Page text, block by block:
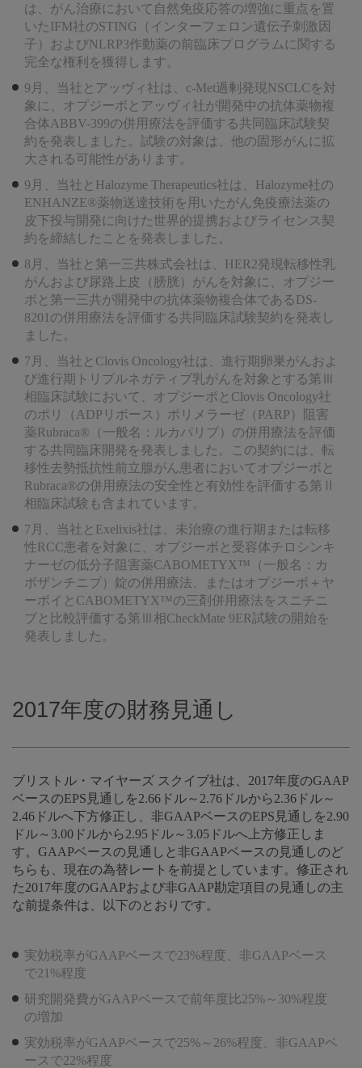
は、がん治療において自然免疫応答の増強に重点を置
いたIFM社のSTING（インターフェロン遺伝子刺激因
子）およびNLRP3作動薬の前臨床プログラムに関する
完全な権利を獲得します。
9月、当社とアッヴィ社は、c-Met過剰発現NSCLCを対
象に、オプジーボとアッヴィ社が開発中の抗体薬物複
合体ABBV-399の併用療法を評価する共同臨床試験契
約を発表しました。試験の対象は、他の固形がんに拡
大される可能性があります。
9月、当社とHalozyme Therapeutics社は、Halozyme社の
ENHANZE®薬物送達技術を用いたがん免疫療法薬の
皮下投与開発に向けた世界的提携およびライセンス契
約を締結したことを発表しました。
8月、当社と第一三共株式会社は、HER2発現転移性乳
がんおよび尿路上皮（膀胱）がんを対象に、オプジー
ボと第一三共が開発中の抗体薬物複合体であるDS-
8201の併用療法を評価する共同臨床試験契約を発表し
ました。
7月、当社とClovis Oncology社は、進行期卵巣がんおよ
び進行期トリプルネガティブ乳がんを対象とする第Ⅲ
相臨床試験において、オプジーボとClovis Oncology社
のポリ（ADPリボース）ポリメラーゼ（PARP）阻害
薬Rubraca®（一般名：ルカパリブ）の併用療法を評価
する共同臨床開発を発表しました。この契約には、転
移性去勢抵抗性前立腺がん患者においてオプジーボと
Rubraca®の併用療法の安全性と有効性を評価する第Ⅱ
相臨床試験も含まれています。
7月、当社とExelixis社は、未治療の進行期または転移
性RCC患者を対象に、オプジーボと受容体チロシンキ
ナーゼの低分子阻害薬CABOMETYX™（一般名：カ
ボザンチニブ）錠の併用療法、またはオプジーボ＋ヤ
ーボイとCABOMETYX™の三剤併用療法をスニチニ
ブと比較評価する第Ⅲ相CheckMate 9ER試験の開始を
発表しました。
2017年度の財務見通し
ブリストル・マイヤーズ スクイブ社は、2017年度のGAAP
ベースのEPS見通しを2.66ドル～2.76ドルから2.36ドル～
2.46ドルへ下方修正し、非GAAPベースのEPS見通しを2.90
ドル～3.00ドルから2.95ドル～3.05ドルへ上方修正しま
す。GAAPベースの見通しと非GAAPベースの見通しのど
ちらも、現在の為替レートを前提としています。修正され
た2017年度のGAAPおよび非GAAP勘定項目の見通しの主
な前提条件は、以下のとおりです。
実効税率がGAAPベースで23%程度、非GAAPベース
で21%程度
研究開発費がGAAPベースで前年度比25%～30%程度
の増加
実効税率がGAAPベースで25%～26%程度、非GAAPベ
ースで22%程度